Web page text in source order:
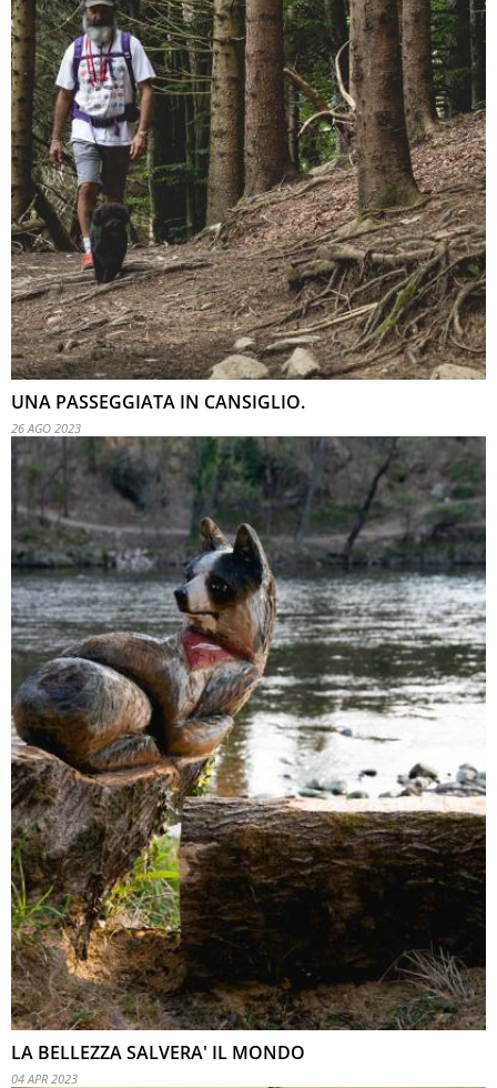
UNA PASSEGGIATA IN CANSIGLIO.
26 AGO 2023
LA BELLEZZA SALVERA' IL MONDO
04 APR 2023